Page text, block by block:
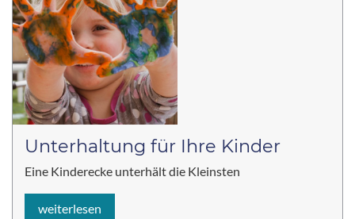
Unterhaltung für Ihre Kinder
Eine Kinderecke unterhält die Kleinsten
weiterlesen